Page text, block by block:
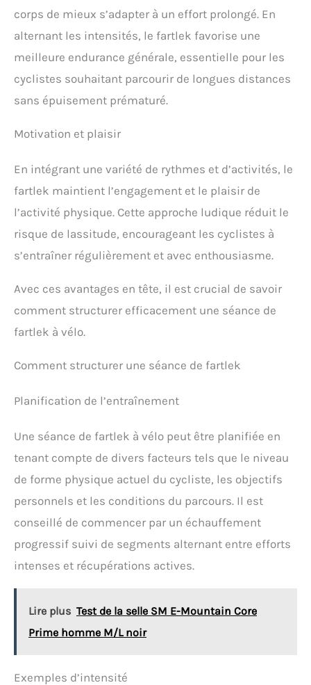
corps de mieux s’adapter à un effort prolongé. En
alternant les intensités, le fartlek favorise une
meilleure endurance générale, essentielle pour les
cyclistes souhaitant parcourir de longues distances
sans épuisement prématuré.
Motivation et plaisir
En intégrant une variété de rythmes et d’activités, le
fartlek maintient l’engagement et le plaisir de
l’activité physique. Cette approche ludique réduit le
risque de lassitude, encourageant les cyclistes à
s’entraîner régulièrement et avec enthousiasme.
Avec ces avantages en tête, il est crucial de savoir
comment structurer efficacement une séance de
fartlek à vélo.
Comment structurer une séance de fartlek
Planification de l’entraînement
Une séance de fartlek à vélo peut être planifiée en
tenant compte de divers facteurs tels que le niveau
de forme physique actuel du cycliste, les objectifs
personnels et les conditions du parcours. Il est
conseillé de commencer par un échauffement
progressif suivi de segments alternant entre efforts
intenses et récupérations actives.
Lire plus Test de la selle SM E-Mountain Core
Prime homme M/L noir
Exemples d’intensité